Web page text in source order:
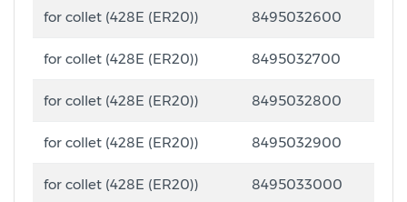
for collet (428E (ER20)) 8495032600
for collet (428E (ER20)) 8495032700
for collet (428E (ER20)) 8495032800
for collet (428E (ER20)) 8495032900
for collet (428E (ER20)) 8495033000